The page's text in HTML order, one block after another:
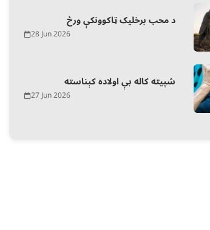
د محب برخلیک ټاکوونکې ورځ
28 Jun 2026
شپیته کاله بې اولاده کېناسته
27 Jun 2026